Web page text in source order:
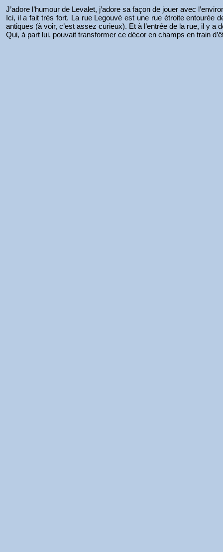
J’adore l’humour de Levalet, j’adore sa façon de jouer avec
Ici, il a fait très fort. La rue Legouvé est une rue étroite
antiques (à voir, c’est assez curieux). Et à l’entrée de la rue, il y
Qui, à part lui, pouvait transformer ce décor en champs en train